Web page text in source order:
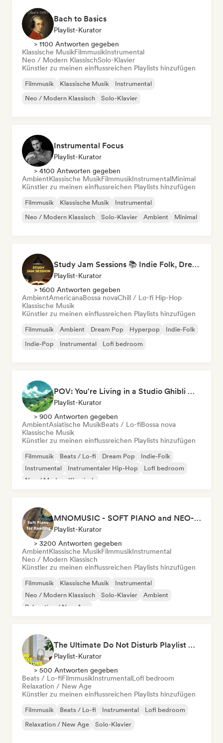
Bach to Basics
Playlist-Kurator
> 1100 Antworten gegeben
Klassische MusikFilmmusikInstrumental
Neo / Modern KlassischSolo-Klavier
Künstler zu meinen einflussreichen Playlists hinzufügen
Filmmusik Klassische Musik
Instrumental
Neo / Modern Klassisch
Solo-Klavier
Instrumental Focus
Playlist-Kurator
> 4100 Antworten gegeben
AmbientKlassische MusikFilmmusikInstrumentalMinimal
Künstler zu meinen einflussreichen Playlists hinzufügen
Filmmusik Klassische Musik
Instrumental
Neo / Modern Klassisch
Solo-Klavier Ambient Minimal
Study Jam Sessions 📚 Indie Folk, Dream Pop & Singer-Songwriter
Playlist-Kurator
> 1600 Antworten gegeben
AmbientAmericanaBossa novaChill / Lo-fi Hip-Hop
Klassische Musik
Künstler zu meinen einflussreichen Playlists hinzufügen
Filmmusik Ambient Dream Pop Hyperpop
Indie-Folk
Indie-Pop
Instrumental Lofi bedroom
POV: You're Living in a Studio Ghibli Movie 🌱 Neo-Classical Piano & Dream Pop
Playlist-Kurator
> 900 Antworten gegeben
AmbientAsiatische MusikBeats / Lo-fiBossa nova
Klassische Musik
Künstler zu meinen einflussreichen Playlists hinzufügen
Filmmusik Beats / Lo-fi Dream Pop
Indie-Folk
Instrumental
Instrumentaler Hip-Hop
Lofi bedroom
Neo / Modern Klassisch
MNOMUSIC - SOFT PIANO and NEO-CLASSICAL
Playlist-Kurator
> 3200 Antworten gegeben
AmbientKlassische MusikFilmmusikInstrumental
Neo / Modern Klassisch
Künstler zu meinen einflussreichen Playlists hinzufügen
Filmmusik Klassische Musik
Instrumental
Neo / Modern Klassisch
Solo-Klavier
Ambient
Relaxation / New Age
The Ultimate Do Not Disturb Playlist 🔕 Neo-Classical & Ambient Piano
Playlist-Kurator
> 500 Antworten gegeben
Beats / Lo-fiFilmmusikInstrumentalLofi bedroom
Relaxation / New Age
Künstler zu meinen einflussreichen Playlists hinzufügen
Filmmusik Beats / Lo-fi Instrumental
Lofi bedroom
Relaxation / New Age
Solo-Klavier